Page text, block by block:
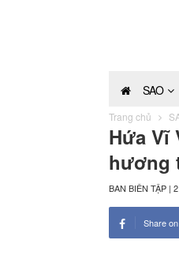
SAO
Trang chủ
Hứa Vĩ
hương
BAN BIÊN TẬP |
Share